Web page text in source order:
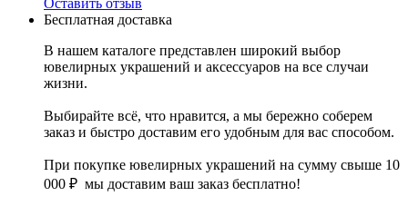
Бесплатная доставка
В нашем каталоге представлен широкий выбор
ювелирных украшений и аксессуаров на все случаи
жизни.
Выбирайте всё, что нравится, а мы бережно соберем
заказ и быстро доставим его удобным для вас способом.
При покупке ювелирных украшений на сумму свыше 10
000 ₽ мы доставим ваш заказ бесплатно!